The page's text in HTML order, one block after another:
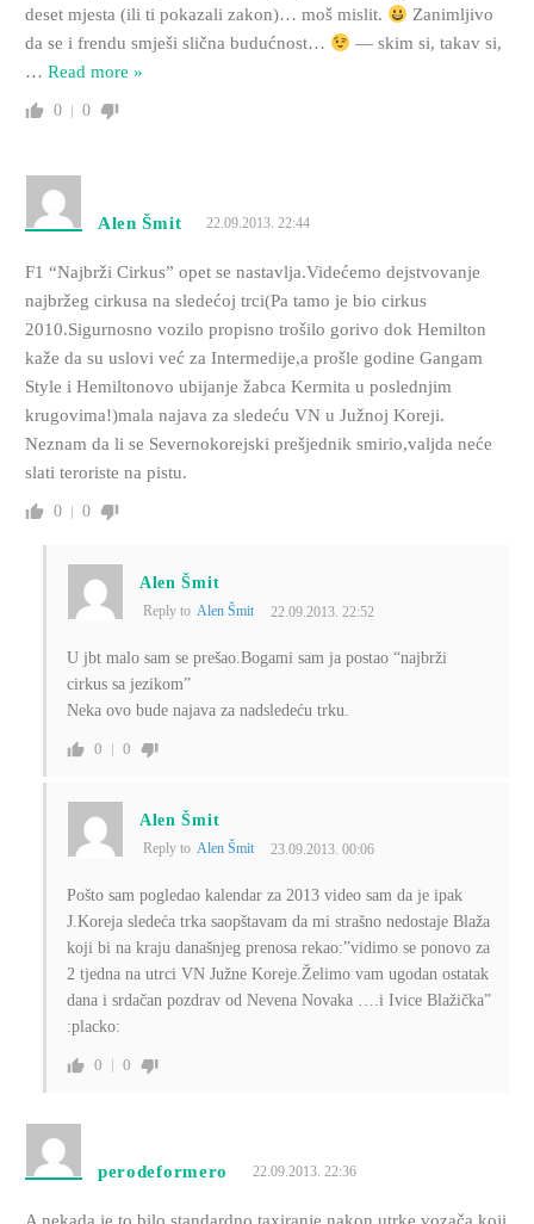
deset mjesta (ili ti pokazali zakon)… moš mislit.
Zanimljivo
da se i frendu smješi slična budućnost…
— skim si, takav si,
… Read more »
0 0
Alen Šmit 22.09.2013. 22:44
F1 “Najbrži Cirkus” opet se nastavlja.Videćemo dejstvovanje
najbržeg cirkusa na sledećoj trci(Pa tamo je bio cirkus
2010.Sigurnosno vozilo propisno trošilo gorivo dok Hemilton
kaže da su uslovi već za Intermedije,a prošle godine Gangam
Style i Hemiltonovo ubijanje žabca Kermita u poslednjim
krugovima!)mala najava za sledeću VN u Južnoj Koreji.
Neznam da li se Severnokorejski prešjednik smirio,valjda neće
slati teroriste na pistu.
0 0
Alen Šmit
Reply to Alen Šmit 22.09.2013. 22:52
U jbt malo sam se prešao.Bogami sam ja postao “najbrži
cirkus sa jezikom”
Neka ovo bude najava za nadsledeću trku.
0 0
Alen Šmit
Reply to Alen Šmit 23.09.2013. 00:06
Pošto sam pogledao kalendar za 2013 video sam da je ipak
J.Koreja sledeća trka saopštavam da mi strašno nedostaje Blaža
koji bi na kraju današnjeg prenosa rekao:”vidimo se ponovo za
2 tjedna na utrci VN Južne Koreje.Želimo vam ugodan ostatak
dana i srdačan pozdrav od Nevena Novaka ….i Ivice Blažička”
:placko:
0 0
perodeformero 22.09.2013. 22:36